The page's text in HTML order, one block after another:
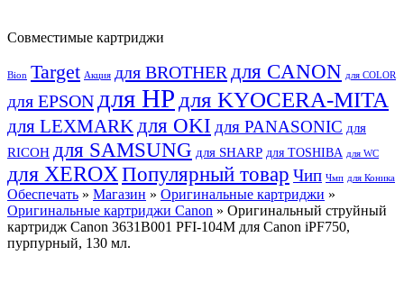
Совместимые картриджи
Bion Target Акция для BROTHER для CANON для COLOR
для EPSON для HP для KYOCERA-MITA
для LEXMARK для OKI для PANASONIC для
RICOH для SAMSUNG для SHARP для TOSHIBA для WC
для XEROX Популярный товар Чип Чмп для Коника
Обеспечать » Магазин » Оригинальные картриджи »
Оригинальные картриджи Canon » Оригинальный струйный
картридж Canon 3631B001 PFI-104M для Canon iPF750,
пурпурный, 130 мл.